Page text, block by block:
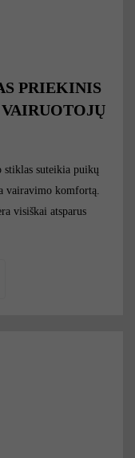
PRIEKINIS
stiklas suteikia puikų
vairavimo komfortą.
visiškai atsparus